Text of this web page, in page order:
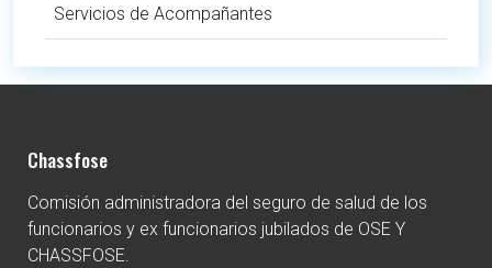
Servicios de Acompañantes
Chassfose
Comisión administradora del seguro de salud de los
funcionarios y ex funcionarios jubilados de OSE Y
CHASSFOSE.